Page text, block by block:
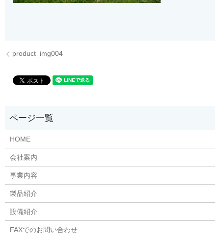
product_img004
HOME
会社案内
事業内容
製品紹介
設備紹介
FAXでのお問い合わせ